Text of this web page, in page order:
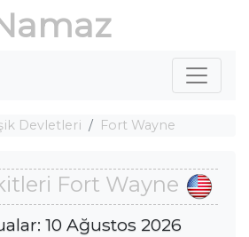
Devletleri Fort Wayne
Fort Wayne
10 Ağustos 2026